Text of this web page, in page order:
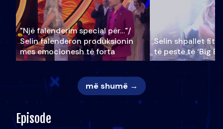
"Një falenderim special për…"/
Selin falënderon produksionin
mes emocionesh të forta
Selin shpallet
të pestë të ‘Big
më shumë →
Episode